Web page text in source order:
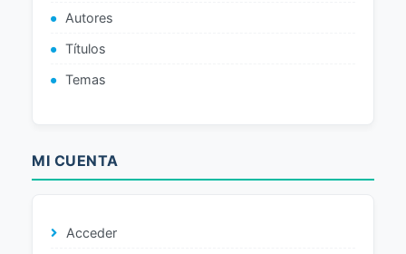
Autores
Títulos
Temas
MI CUENTA
Acceder